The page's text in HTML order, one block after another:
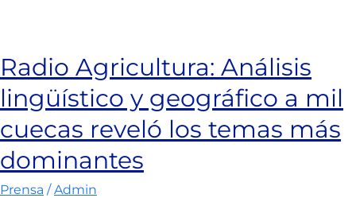
cuecas
con
Humanidades
Digitales
y
revela
Radio Agricultura: Análisis
lingüístico y geográfico a mil
cuecas reveló los temas más
dominantes
Prensa /Admin